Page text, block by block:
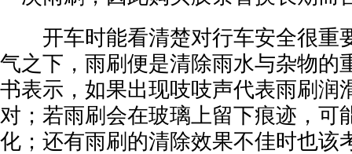
开车时能看清楚对行车安全很重
气之下，雨刷便是清除雨水与杂物的
书表示，如果出现吱吱声代表雨刷润
对；若雨刷会在玻璃上留下痕迹，可
化；还有雨刷的清除效果不佳时也该